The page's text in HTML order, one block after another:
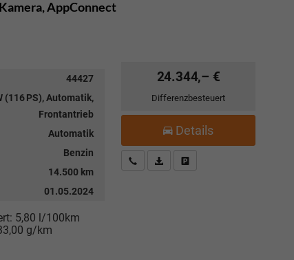
AppConnect
44427
(116 PS), Automatik,
Frontantrieb
Automatik
Benzin
14.500 km
01.05.2024
5,80 l/100km
g/km
24.344,– €
Differenzbesteuert
Details
Kostenloser Rückruf-Service
PDF-Datei, Fahrzeugexposé